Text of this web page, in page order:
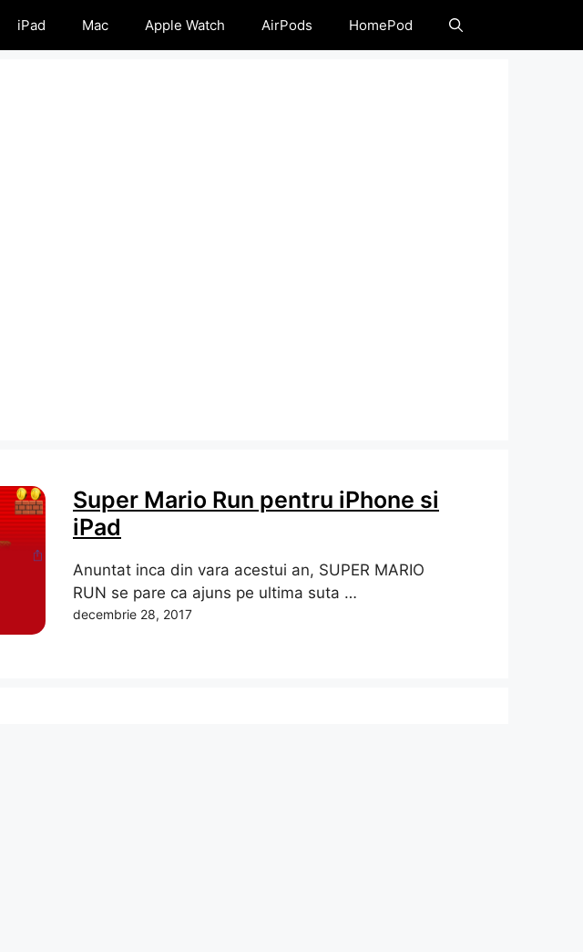
iPad Mac Apple Watch AirPods HomePod
Super Mario Run pentru iPhone si
iPad
Anuntat inca din vara acestui an, SUPER MARIO
RUN se pare ca ajuns pe ultima suta …
decembrie 28, 2017